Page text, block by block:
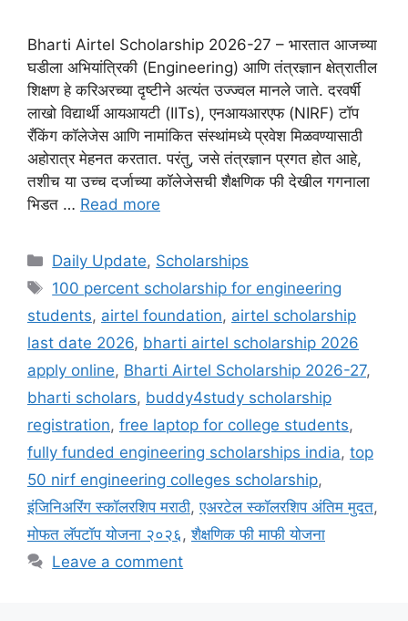
Bharti Airtel Scholarship 2026-27 – भारतात आजच्या
घडीला अभियांत्रिकी (Engineering) आणि तंत्रज्ञान क्षेत्रातील
शिक्षण हे करिअरच्या दृष्टीने अत्यंत उज्ज्वल मानले जाते. दरवर्षी
लाखो विद्यार्थी आयआयटी (IITs), एनआयआरएफ (NIRF) टॉप
रँकिंग कॉलेजेस आणि नामांकित संस्थांमध्ये प्रवेश मिळवण्यासाठी
अहोरात्र मेहनत करतात. परंतु, जसे तंत्रज्ञान प्रगत होत आहे,
तशीच या उच्च दर्जाच्या कॉलेजेसची शैक्षणिक फी देखील गगनाला
भिडत … Read more
Categories
Daily Update, Scholarships
Tags
100 percent scholarship for engineering
students, airtel foundation, airtel scholarship
last date 2026, bharti airtel scholarship 2026
apply online, Bharti Airtel Scholarship 2026-27,
bharti scholars, buddy4study scholarship
registration, free laptop for college students,
fully funded engineering scholarships india, top
50 nirf engineering colleges scholarship,
इंजिनिअरिंग स्कॉलरशिप मराठी,एअरटेल स्कॉलरशिप अंतिम मुदत,
मोफत लॅपटॉप योजना २०२६,शैक्षणिक फी माफी योजना
Leave a comment